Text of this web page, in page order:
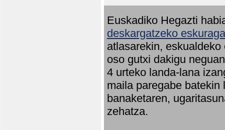
Euskadiko Hegazti
deskargatzeko
atlasarekin,
oso gutxi dakigu
4 urteko landa-lana
maila paregabe
banaketaren,
zehatza.